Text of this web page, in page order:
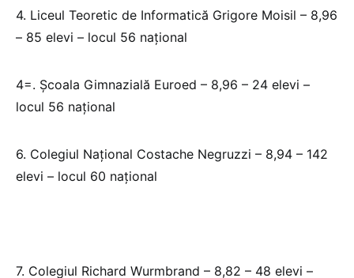
4. Liceul Teoretic de Informatică Grigore Moisil – 8,96
– 85 elevi – locul 56 național
4=. Școala Gimnazială Euroed – 8,96 – 24 elevi –
locul 56 național
6. Colegiul Național Costache Negruzzi – 8,94 – 142
elevi – locul 60 național
7. Colegiul Richard Wurmbrand – 8,82 – 48 elevi –